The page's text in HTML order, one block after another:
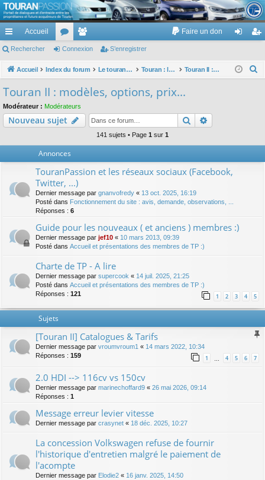
TouranPassion
Le forum des propriétaires ou futurs acquéreurs du Volkswagen Touran
cc
ès
pi
de
Accueil
or
u
e
m
Faire un don
ne nr
Rechercher Connexion S’enregistrer
Accueil Index du forum Le touran dans ses versions I (V1 V2 V3) et II ... Touran : les modèles, les prix, les achats, les options, ... Touran II : modèles, options, prix...
c
Touran II : modèles, options, prix...
Modérateur : Modérateurs
Nouveau sujet Rechercher
141 sujets • Page 1 sur 1
Annonces
TouranPassion et les réseaux sociaux (Facebook,
Twitter, ...)
Dernier message par gnanvofredy « 13 oct. 2025, 16:19
Posté dans Fonctionnement du site : avis, demande, observations, ...
Réponses : 6
Guide pour les nouveaux ( et anciens ) membres :)
Dernier message par jef10 « 10 mars 2013, 09:39
Posté dans Accueil et présentations des membres de TP :)
Charte de TP - A lire
Dernier message par supercook « 14 juil. 2025, 21:25
Posté dans Accueil et présentations des membres de TP :)
Réponses : 121 1 2 3 4 5
Sujets
[Touran II] Catalogues & Tarifs
Dernier message par vroumvroum1 « 14 mars 2022, 10:34
Réponses : 159 1 … 4 5 6 7
2.0 HDI --> 116cv vs 150cv
Dernier message par marinechoffard9 « 26 mai 2026, 09:14
Réponses : 1
Message erreur levier vitesse
Dernier message par crasynet « 18 déc. 2025, 10:27
La concession Volkswagen refuse de fournir
l'historique d'entretien malgré le paiement de
l'acompte
Dernier message par Elodie2 « 16 janv. 2025, 14:50